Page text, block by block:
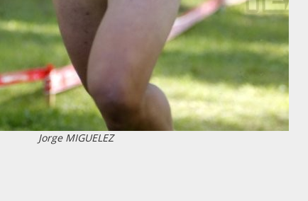
Jorge MIGUELEZ